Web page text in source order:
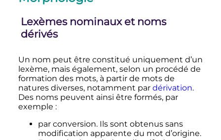
Lexèmes nominaux et noms
dérivés
Un nom peut être constitué uniquement d’un
lexème, mais également, selon un procédé de
formation des mots, à partir de mots de
natures diverses, notamment par dérivation.
Des noms peuvent ainsi être formés, par
exemple :
par conversion. Ils sont obtenus sans
modification apparente du mot d’origine.